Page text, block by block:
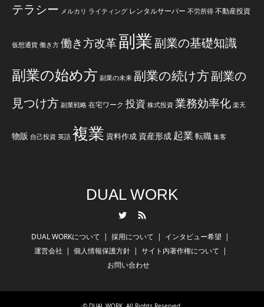
テラシー メルカリ ライティング レンタルサーバー 不労所得 不動産投資
仮想通貨 働き方 働き方改革副業副業の基礎知識
副業の始め方 副業の未来 副業の続け方副業の
見つけ方 副業戦略 在宅ワーク 投資 株式投資 業務効率化 楽天
物販 自己投資 英語 複業 資料作成 資産形成 起業 転職 集客
DUAL WORK
DUAL WORKについて 採用について
インタビュー希望
運営会社
個人情報保護方針
サイト内著作権について
お問い合わせ